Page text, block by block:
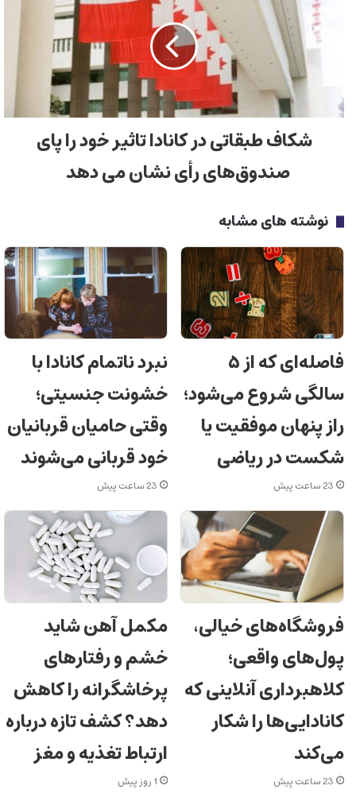
شکاف طبقاتی در کانادا تاثیر خود را پای
صندوق‌های رأی نشان می دهد
نوشته های مشابه
فاصله‌ای که از ۵
سالگی شروع می‌شود؛
راز پنهان موفقیت یا
شکست در ریاضی
23 ساعت پیش
نبرد ناتمام کانادا با
خشونت جنسیتی؛
وقتی حامیان قربانیان
خود قربانی می‌شوند
23 ساعت پیش
فروشگاه‌های خیالی،
پول‌های واقعی؛
کلاهبرداری آنلاینی که
کانادایی‌ها را شکار
می‌کند
23 ساعت پیش
مکمل آهن شاید
خشم و رفتارهای
پرخاشگرانه را کاهش
دهد؟ کشف تازه درباره
ارتباط تغذیه و مغز
1 روز پیش